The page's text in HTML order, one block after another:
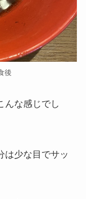
後
んな感じでし
は少な目でサッ